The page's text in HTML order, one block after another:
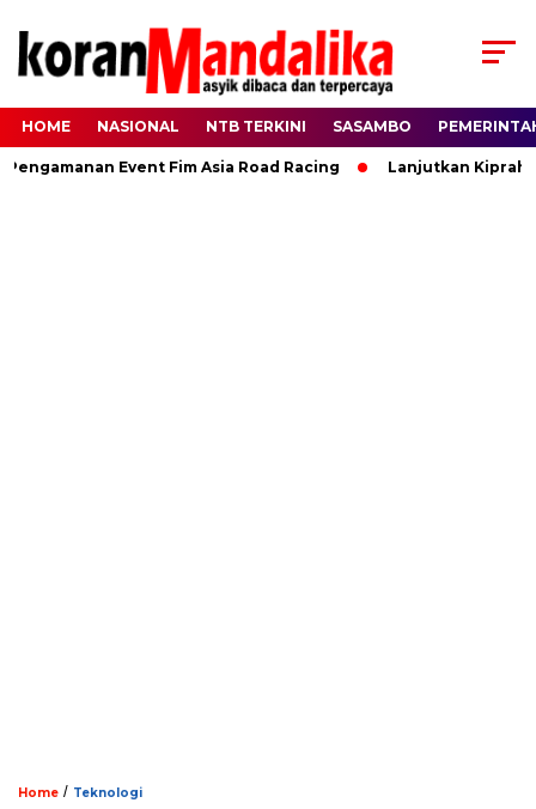
HOME NASIONAL NTB TERKINI SASAMBO
Event Fim Asia Road Racing Lanjutkan Kiprah
Home / Teknologi